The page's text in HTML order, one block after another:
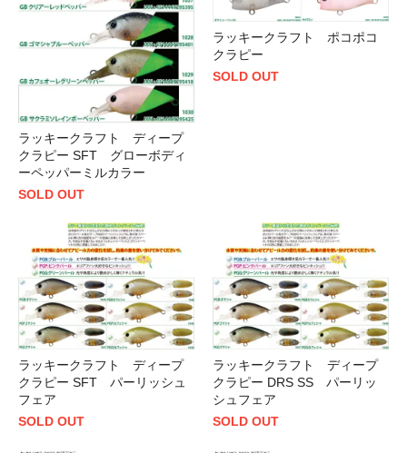
ラッキークラフト ディープ
クラピー SFT グローボディ
ーペッパーミルカラー
SOLD OUT
ラッキークラフト ポコポコ
クラピー
SOLD OUT
ラッキークラフト ディープ
クラピー SFT パーリッシュ
フェア
SOLD OUT
ラッキークラフト ディープ
クラピー DRS SS パーリッ
シュフェア
SOLD OUT